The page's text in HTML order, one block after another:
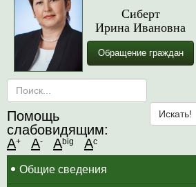
Сиберт
Ирина Ивановна
Обращение граждан
Помощь
слабовидящим:
A+ A- Abig Ac
Общие сведения